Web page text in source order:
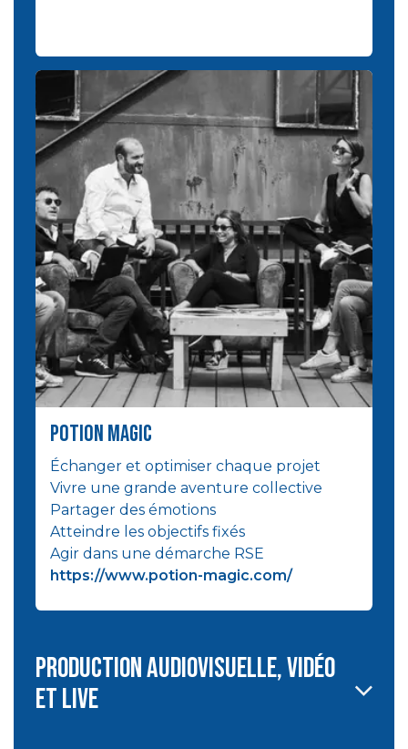
potion magic
Échanger et optimiser chaque projet
Vivre une grande aventure collective
Partager des émotions
Atteindre les objectifs fixés
Agir dans une démarche RSE
https://www.potion-magic.com/
Production audiovisuelle, vidéo
et live